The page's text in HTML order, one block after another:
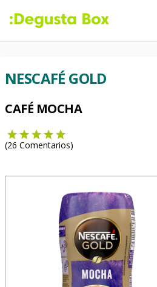
NESCAFÉ GOLD
CAFÉ MOCHA
(26 Comentarios)